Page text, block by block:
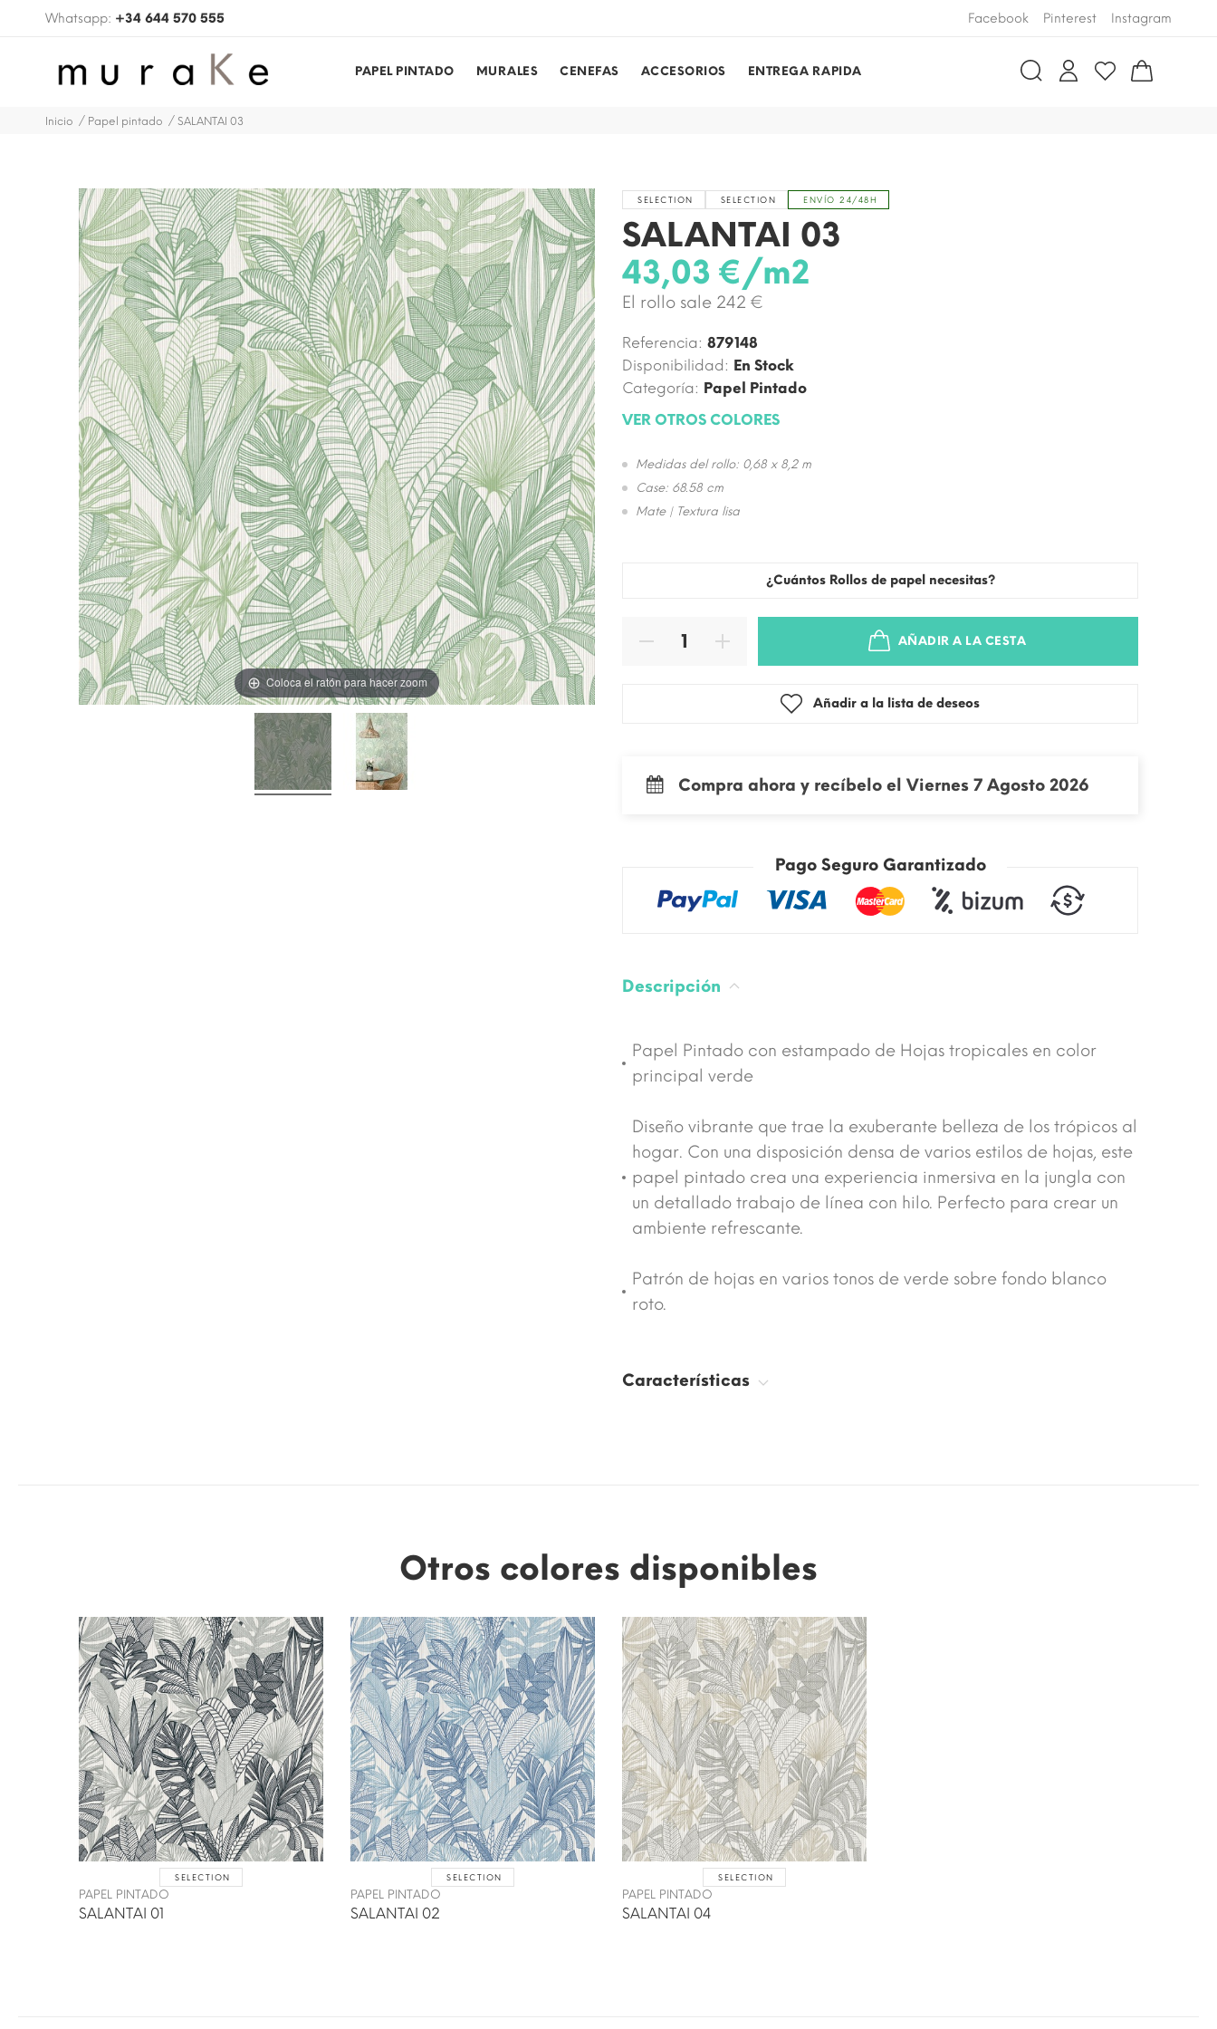
Whatsapp: +34 644 570 555 Facebook Pinterest Instagram
PAPEL PINTADO MURALES CENEFAS ACCESORIOS ENTREGA RAPIDA
Inicio Papel pintado SALANTAI 03
Coloca el ratón para hacer zoom
SELECTION SELECTION ENVÍO 24/48H
SALANTAI 03
43,03 €/m2
El rollo sale 242 €
Referencia: 879148
Disponibilidad: En Stock
Categoría: Papel Pintado
VER OTROS COLORES
Medidas del rollo: 0,68 x 8,2 m
Case: 68.58 cm
Mate | Textura lisa
¿Cuántos Rollos de papel necesitas?
AÑADIR A LA CESTA
Añadir a la lista de deseos
Compra ahora y recíbelo el Viernes 7 Agosto 2026
Pago Seguro Garantizado
Descripción
Papel Pintado con estampado de Hojas tropicales en color
principal verde
Diseño vibrante que trae la exuberante belleza de los trópicos al
hogar. Con una disposición densa de varios estilos de hojas, este
papel pintado crea una experiencia inmersiva en la jungla con
un detallado trabajo de línea con hilo. Perfecto para crear un
ambiente refrescante.
Patrón de hojas en varios tonos de verde sobre fondo blanco
roto.
Características
Otros colores disponibles
SELECTION
PAPEL PINTADO
SALANTAI 01
SELECTION
PAPEL PINTADO
SALANTAI 02
SELECTION
PAPEL PINTADO
SALANTAI 04